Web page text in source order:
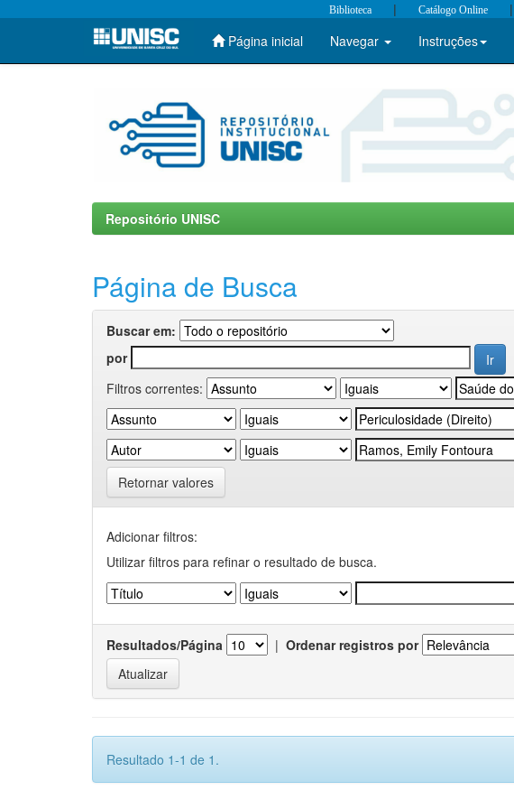
Skip
Biblioteca | Catálogo Online |
Página inicial Navegar Instruções
Repositório UNISC
Página de Busca
Buscar em:
por
Filtros correntes:
Retornar valores
Adicionar filtros:
Utilizar filtros para refinar o resultado de busca.
Resultados/Página | Ordenar registros por
Resultado 1-1 de 1.